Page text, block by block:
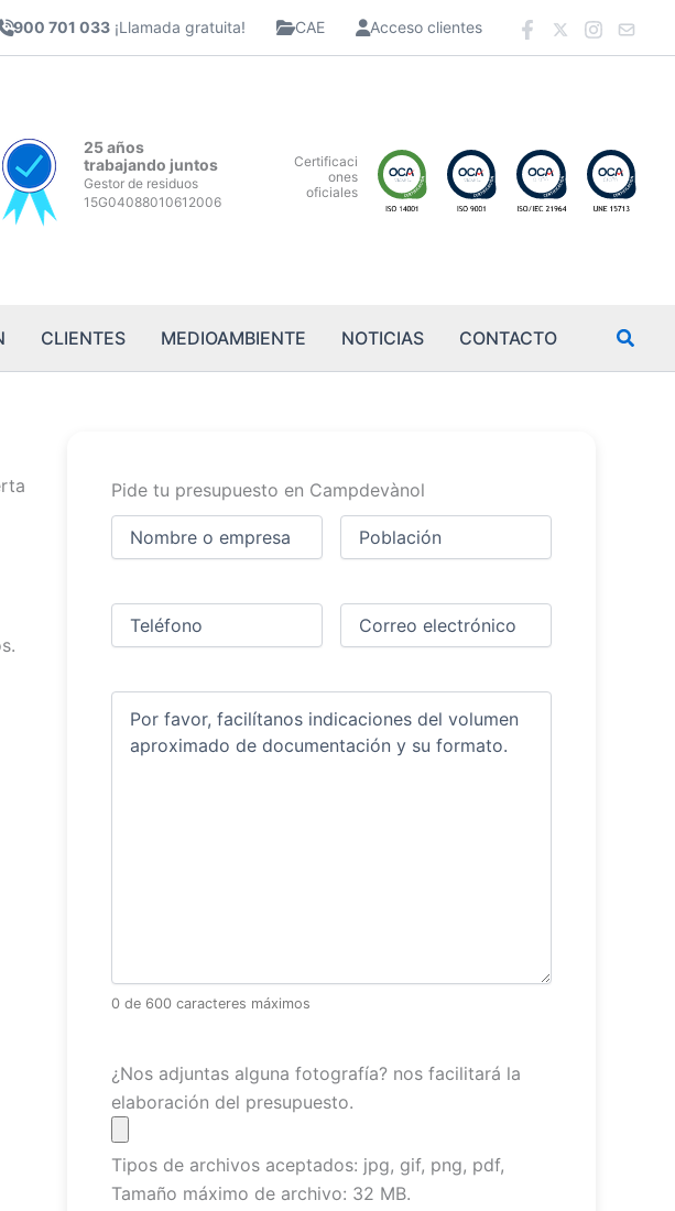
900 701 033 ¡Llamada gratuita! CAE Acceso clientes
25 años
trabajando juntos
Gestor de residuos
15G04088010612006
Certificaci
ones
oficiales
CLIENTES MEDIOAMBIENTE NOTICIAS CONTACTO
Pide tu presupuesto en Campdevànol
Nombre
Ciudad
Teléfono
Correo
electrónico (Obligatorio)
Comentarios
0 de 600 caracteres máximos
Archivo
¿Nos adjuntas alguna fotografía? nos facilitará la
elaboración del presupuesto.
Tipos de archivos aceptados: jpg, gif, png, pdf,
Tamaño máximo de archivo: 32 MB.